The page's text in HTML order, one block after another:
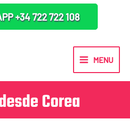
+34 722 722 108
MENU
Corea